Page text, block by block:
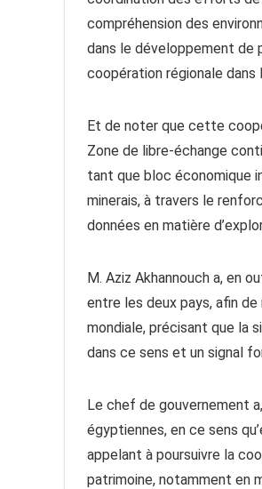
compréhension des
dans le développement de
coopération régionale dans
Et de noter que cette
Zone de libre-échange
tant que bloc économique
minerais, à travers le
données en matière
M. Aziz Akhannouch a, en
entre les deux pays, afin
mondiale, précisant que la
dans ce sens et un signal
Le chef de gouvernement
égyptiennes, en ce sens
appelant à poursuivre la
patrimoine, notamment en